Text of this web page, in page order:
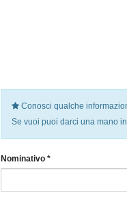
Conosci qualche
Se vuoi puoi darci una mano
Nominativo *